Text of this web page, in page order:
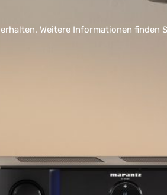
Weitere Informationen finden